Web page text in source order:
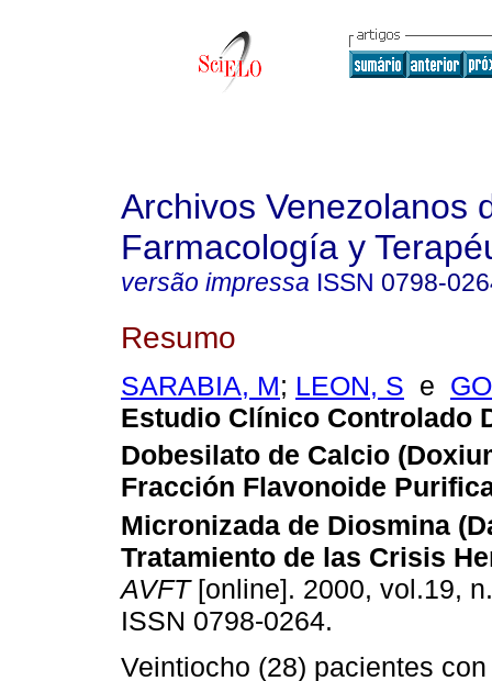
Archivos Venezolanos
Farmacología y
versão impressa ISSN 0798-
Resumo
SARABIA, M; LEON, S e
Estudio Clínico Controlado
Dobesilato de Calcio
Fracción Flavonoide
Micronizada de Diosmina
Tratamiento de las Crisis
AVFT[online]. 2000, vol.19,
ISSN 0798-0264.
Veintiocho (28) pacientes